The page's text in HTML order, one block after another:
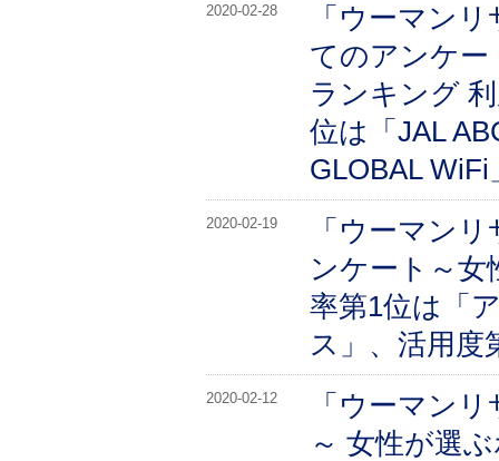
2020-02-28
「ウーマン
てのアンケー
ランキング
位は「JAL
GLOBAL WiFi
2020-02-19
「ウーマン
ンケート～
率第1位は「
ス」、活用度
2020-02-12
「ウーマン
～ 女性が選